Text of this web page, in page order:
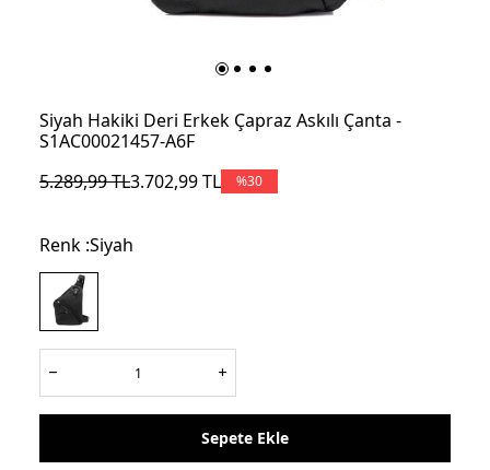
Siyah Hakiki Deri Erkek Çapraz Askılı Çanta -
S1AC00021457-A6F
5.289,99TL3.702,99TL %30
Renk :Siyah
Sepete Ekle